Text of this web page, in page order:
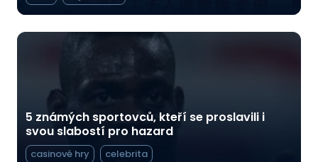
5 známých sportovců, kteří se proslavili i
svou slabostí pro hazard
casinové hry celebrita